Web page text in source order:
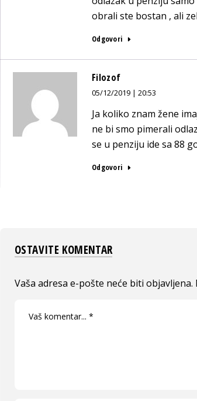
obrali ste bostan , ali
Odgovori
Filozof
05/12/2019 | 20:53
Ja koliko znam žene
ne bi smo pimerali
se u penziju ide sa 88
Odgovori
OSTAVITE KOMENTAR
Vaša adresa e-pošte neće biti objavljena.